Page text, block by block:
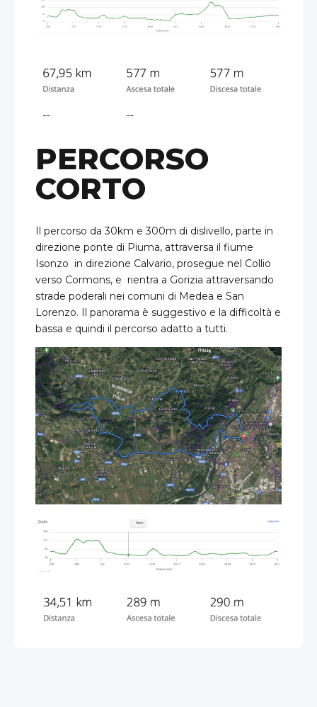
PERCORSO
CORTO
Il percorso da 30km e 300m di dislivello, parte in
direzione ponte di Piuma, attraversa il fiume
Isonzo in direzione Calvario, prosegue nel Collio
verso Cormons, e rientra a Gorizia attraversando
strade poderali nei comuni di Medea e San
Lorenzo. Il panorama è suggestivo e la difficoltà e
bassa e quindi il percorso adatto a tutti.